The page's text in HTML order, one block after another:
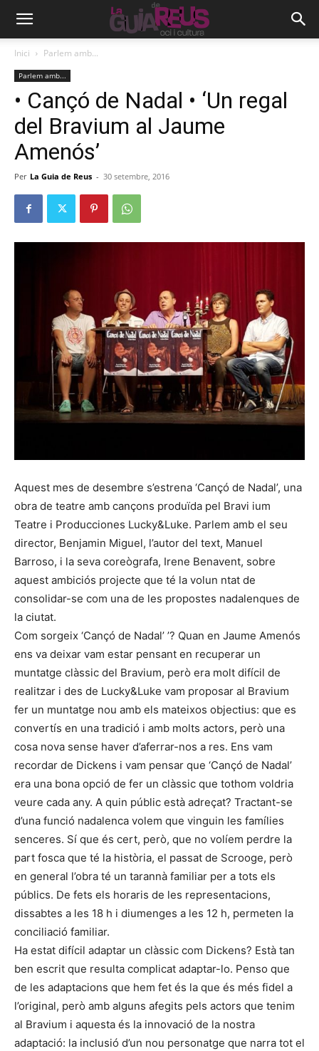
Inici Parlem amb...
Parlem amb...
• Cançó de Nadal • ‘Un regal
del Bravium al Jaume
Amenós’
Per La Guia de Reus - 30 setembre, 2016
Aquest mes de desembre s’estrena ‘Cançó de Nadal’, una
obra de teatre amb cançons produïda pel Bravi ium
Teatre i Producciones Lucky&Luke. Parlem amb el seu
director, Benjamin Miguel, l’autor del text, Manuel
Barroso, i la seva coreògrafa, Irene Benavent, sobre
aquest ambiciós projecte que té la volun ntat de
consolidar-se com una de les propostes nadalenques de
la ciutat.
Com sorgeix ‘Cançó de Nadal’ ’? Quan en Jaume Amenós
ens va deixar vam estar pensant en recuperar un
muntatge clàssic del Bravium, però era molt difícil de
realitzar i des de Lucky&Luke vam proposar al Bravium
fer un muntatge nou amb els mateixos objectius: que es
convertís en una tradició i amb molts actors, però una
cosa nova sense haver d’aferrar-nos a res. Ens vam
recordar de Dickens i vam pensar que ‘Cançó de Nadal’
era una bona opció de fer un clàssic que tothom voldria
veure cada any. A quin públic està adreçat? Tractant-se
d’una funció nadalenca volem que vinguin les famílies
senceres. Sí que és cert, però, que no volíem perdre la
part fosca que té la història, el passat de Scrooge, però
en general l’obra té un tarannà familiar per a tots els
públics. De fets els horaris de les representacions,
dissabtes a les 18 h i diumenges a les 12 h, permeten la
conciliació familiar.
Ha estat difícil adaptar un clàssic com Dickens? Està tan
ben escrit que resulta complicat adaptar-lo. Penso que
de les adaptacions que hem fet és la que és més fidel a
l’original, però amb alguns afegits pels actors que tenim
al Bravium i aquesta és la innovació de la nostra
adaptació: la inclusió d’un nou personatge que narra tot el